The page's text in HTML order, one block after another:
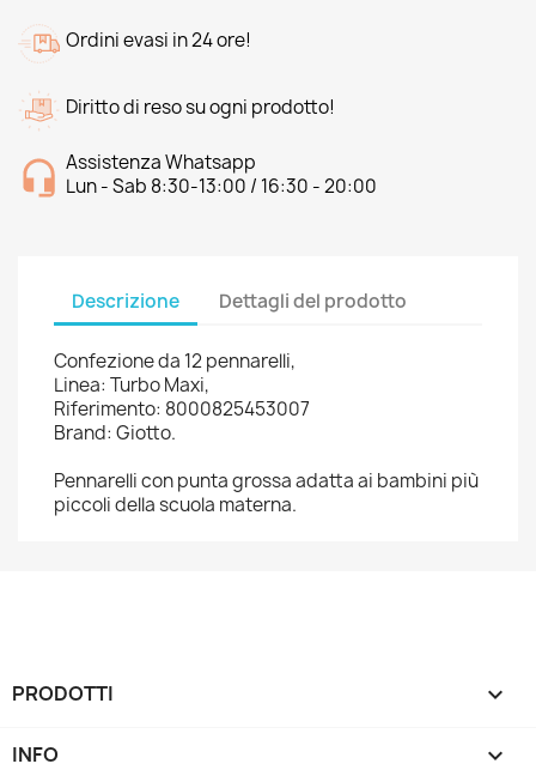
Ordini evasi in 24 ore!
Diritto di reso su ogni prodotto!
Assistenza Whatsapp
Lun - Sab 8:30-13:00 / 16:30 - 20:00
Descrizione Dettagli del prodotto
Confezione da 12 pennarelli,
Linea: Turbo Maxi,
Riferimento: 8000825453007
Brand: Giotto.
Pennarelli con punta grossa adatta ai bambini più
piccoli della scuola materna.
PRODOTTI 
INFO 